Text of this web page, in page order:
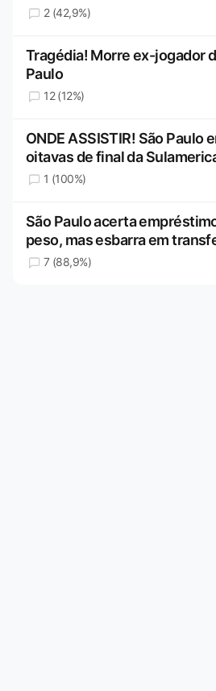
2 (42,9%)
Tragédia! Morre ex-jogador
Paulo
12 (12%)
ONDE ASSISTIR! São Paulo
oitavas de final da
1 (100%)
São Paulo acerta
peso, mas esbarra em
7 (88,9%)